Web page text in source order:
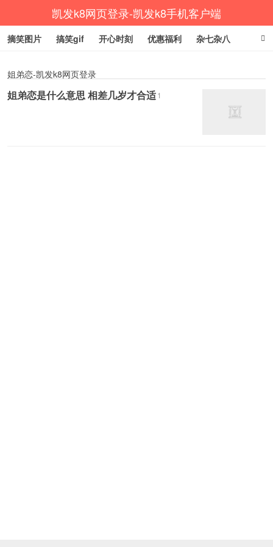
凯发k8网页登录-凯发k8手机客户端
摘笑图片 搞笑gif 开心时刻 优惠福利 杂七杂八
姐弟恋-凯发k8网页登录
姐弟恋是什么意思 相差几岁才合适1